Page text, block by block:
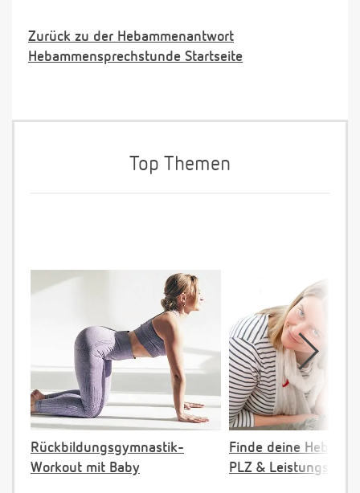
Zurück zu der Hebammenantwort
Hebammensprechstunde Startseite
Top Themen
Rückbildungsgymnastik-
Workout mit Baby
Finde deine
PLZ &